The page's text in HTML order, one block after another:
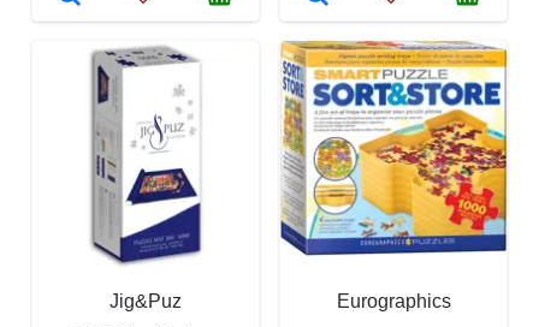
Jig&Puz
Eurographics